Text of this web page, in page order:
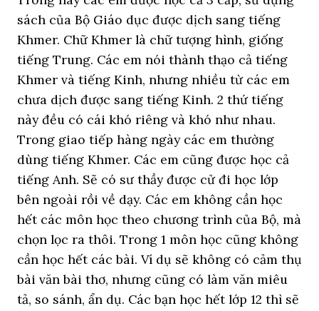
sách của Bộ Giáo dục được dịch sang tiếng
Khmer. Chữ Khmer là chữ tượng hình, giống
tiếng Trung. Các em nói thành thạo cả tiếng
Khmer và tiếng Kinh, nhưng nhiều từ các em
chưa dịch được sang tiếng Kinh. 2 thứ tiếng
này đều có cái khó riêng và khó như nhau.
Trong giao tiếp hàng ngày các em thường
dùng tiếng Khmer. Các em cũng được học cả
tiếng Anh. Sẽ có sư thầy được cử đi học lớp
bên ngoài rồi về dạy. Các em không cần học
hết các môn học theo chương trình của Bộ, mà
chọn lọc ra thôi. Trong 1 môn học cũng không
cần học hết các bài. Ví dụ sẽ không có cảm thụ
bài văn bài thơ, nhưng cũng có làm văn miêu
tả, so sánh, ẩn dụ. Các bạn học hết lớp 12 thì sẽ